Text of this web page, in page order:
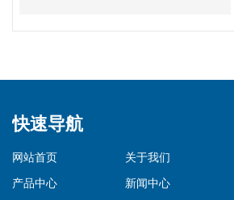
快速导航
网站首页
关于我们
产品中心
新闻中心